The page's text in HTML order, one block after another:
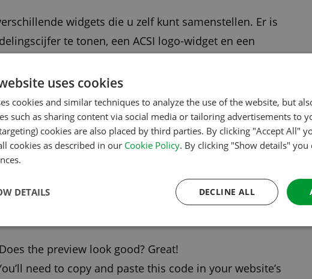
widgets die u zelf kunt samenstellen. Er is
te tonen, een ACSI logo-widget en een
inspectie. Het gebruik van de widgets kost u niets
Mocht u er niet uitkomen, bij elk
u hier op klikt, krijgt u meer informatie.
you want to use on your website.
the widget? Then tick the box ‘framed’.
number to find the correct details.
to show information in, and then choose the width
the preview look good? Great!
need to copy and paste this code in your website’s
uses cookies
cookies and similar techniques to analyze the use of the website, but
such as sharing content via social media or tailoring advertisements to
cookies are also placed by third parties. By clicking "Accept All"
cookies as described in our Cookie Policy. By clicking "Show details"
DECLINE ALL
DETAILS